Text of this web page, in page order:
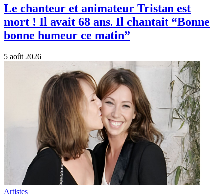
Le chanteur et animateur Tristan est
mort ! Il avait 68 ans. Il chantait “Bonne
bonne humeur ce matin”
5 août 2026
Artistes